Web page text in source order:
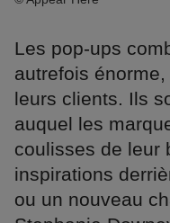
Les pop-ups
autrefois
leurs clients. Ils
auquel les
coulisses de leur
inspirations
ou un nouveau